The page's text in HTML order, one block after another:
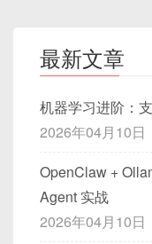
最新文章
机器学习进阶：
2026年04月10日
OpenClaw +
Agent 实战
2026年04月10日